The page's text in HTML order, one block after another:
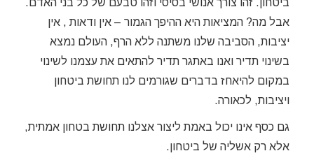
ביטחון. זהו צורך אנושי בסיסי וזהו טבעם של כל בני האדם.
אבל מה? המציאות היא ההיפך הגמור – אין ודאות , אין
יציבות, הסביבה שלנו משתנה ללא הרף, העולם נמצא
בשינוי תדיר ואנו באתגר תדיר להתאים את עצמנו לשינוי
במקום להיאחז בדברים שגורמים לנו תחושת ביטחון
ויציבות, לכאורה.
גם כסף אינו יכול באמת ליצור אצלנו תחושת בטחון אמתית,
אלא רק אשליה של ביטחון.